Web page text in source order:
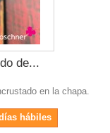
de...
en la chapa.
hábiles